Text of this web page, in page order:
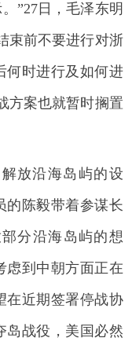
”27日，毛泽东明
束前不要进行对浙
何时进行及如何进
方案也就暂时搁置
放沿海岛屿的设
的陈毅带着参谋长
分沿海岛屿的想
虑到中朝方面正在
在近期签署停战协
岛战役，美国必然